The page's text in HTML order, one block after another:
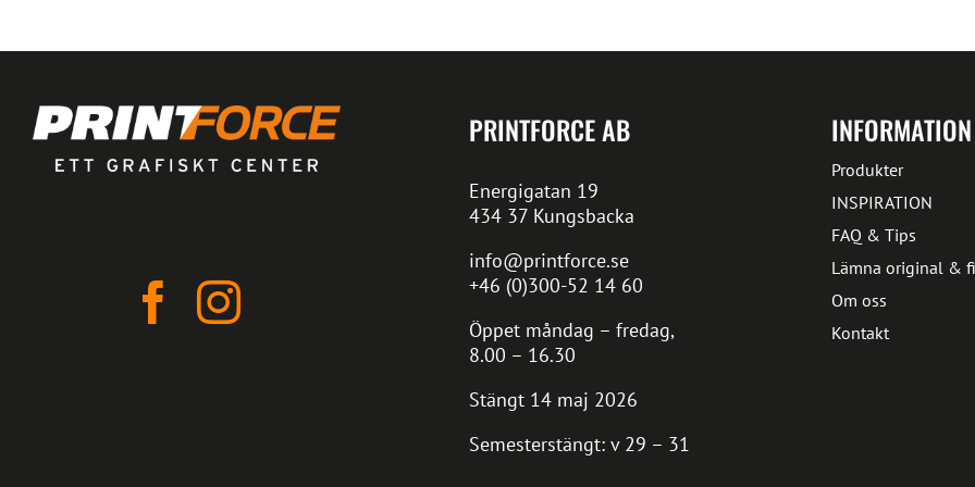
PRINTFORCE AB
Energigatan 19
434 37 Kungsbacka
info@printforce.se
+46 (0)300-52 14 60
Öppet måndag – fredag,
8.00 – 16.30
Stängt 14 maj 2026
Semesterstängt: v 29 – 31
INFORMATION
Produkter
INSPIRATION
FAQ & Tips
Lämna original &
Om oss
Kontakt